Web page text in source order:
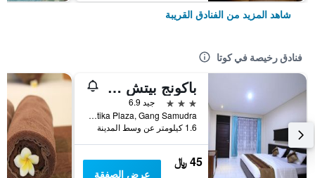
شاهد المزيد من الفنادق القريبة
فنادق رخيصة في كوتا
باكونج بيتش ريزورت
3 نجوم
جيد 6.9
Jalan Kartika Plaza, Gang Samudra, كوتا, إندونيسيا
1.6 كيلومتر عن وسط المدينة
45 ﷼
عرض الصفقة